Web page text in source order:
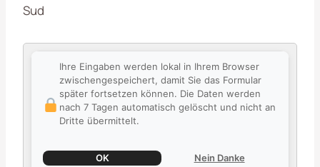
Sud
Ihre Eingaben werden lokal in Ihrem Browser
zwischengespeichert, damit Sie das Formular
später fortsetzen können. Die Daten werden
nach 7 Tagen automatisch gelöscht und nicht an
Dritte übermittelt.
OK Nein Danke